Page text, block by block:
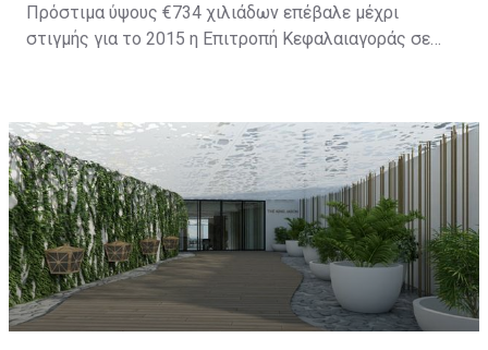
Πρόστιμα ύψους €734 χιλιάδων επέβαλε μέχρι
στιγμής για το 2015 η Επιτροπή Κεφαλαιαγοράς σε
την πορεία του Οργανισμού καθώς επιβλήθηκαν
πρόστιμα ύψους €8,2 εκατ., ενώ για το 2013 τα
συνολικά πρόστιμα ήταν μόλις €1,279,000.